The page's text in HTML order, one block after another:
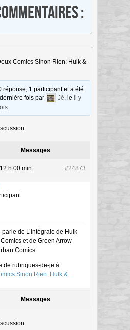
:
Comics Sinon Rien: Hulk &
réponse, 1 participant et a été
fois par
Jé, leil y
.
Messages
h 00 min #24873
de L’intégrale de Hulk
et de Green Arrow
Comics.
de rubriques-de-je à
Sinon Rien: Hulk &
Messages